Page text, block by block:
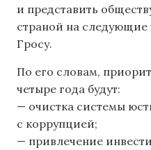
и представить
страной на следующие
Гросу.
По его словам,
четыре года будут:
— очистка системы
с коррупцией;
— привлечение